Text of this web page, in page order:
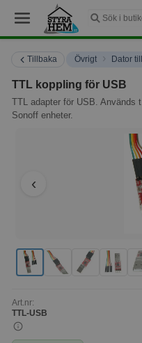
Tillbaka Övrigt › Dator
TTL koppling för USB
TTL adapter för USB. Används
Sonoff enheter.
Art.nr:
TTL-USB